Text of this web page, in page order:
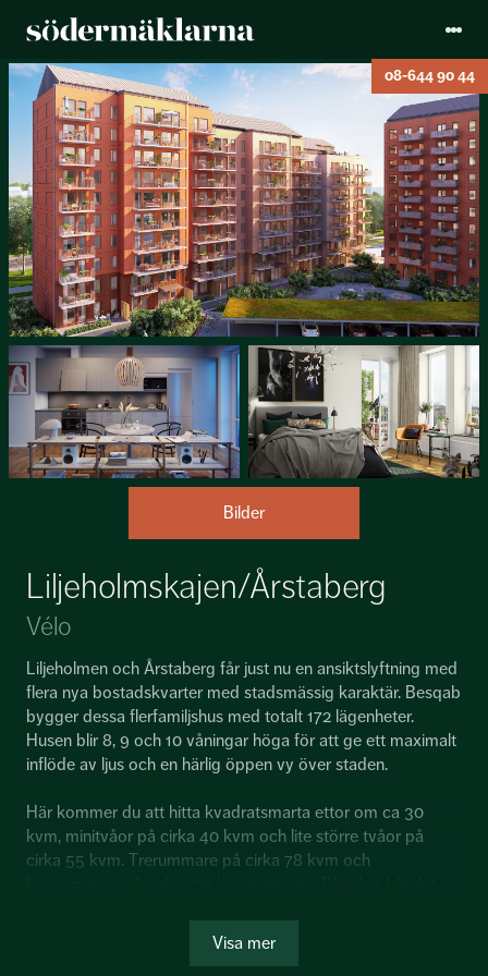
08-644 90 44
Bilder
Vélo
Liljeholmskajen/Årstaberg
Liljeholmen och Årstaberg får just nu en ansiktslyftning med
flera nya bostadskvarter med stadsmässig karaktär. Besqab
bygger dessa flerfamiljshus med totalt 172 lägenheter.
Husen blir 8, 9 och 10 våningar höga för att ge ett maximalt
inflöde av ljus och en härlig öppen vy över staden.
Här kommer du att hitta kvadratsmarta ettor om ca 30
kvm, minitvåor på cirka 40 kvm och lite större tvåor på
cirka 55 kvm. Trerummare på cirka 78 kvm och
underbar utsikt över Stockholms skyline.
Visa mer